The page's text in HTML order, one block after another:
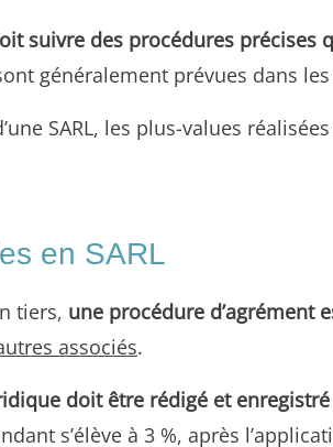
suivre des procédures
généralement prévues dans
SARL, les plus-values
en SARL
tiers, une procédure d’agrément
associés.
doit être rédigé et
s’élève à 3 %, après